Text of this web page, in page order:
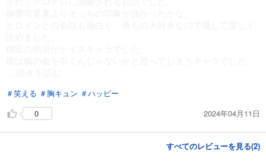
＃笑える ＃胸キュン ＃ハッピー
0
2024年04月11日
すべてのレビューを見る(2)